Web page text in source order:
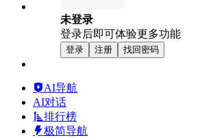
未登录
登录后即可体验更多功能
登录 注册 找回密码
AI导航
AI对话
排行榜
极简导航